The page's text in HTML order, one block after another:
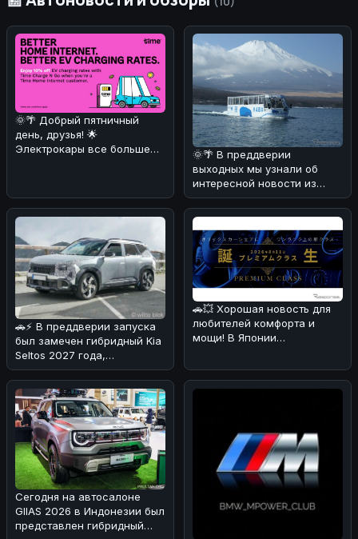
🌞🌴 Добрый пятничный
день, друзья! 🌟
Электрокары все больше
🌞🌴 В преддверии
выходных мы узнали об
интересной новости из
Японии! 🚗💦 Компания Fuji
Quick Bus з
🚗⚡ В преддверии запуска
был замечен гибридный Kia
Seltos 2027 года,
проходящий испытания в
Альпах!
🚗💥 Хорошая новость для
любителей комфорта и
мощи! В Японии
Сегодня на автосалоне
GIIAS 2026 в Индонезии был
представлен гибридный